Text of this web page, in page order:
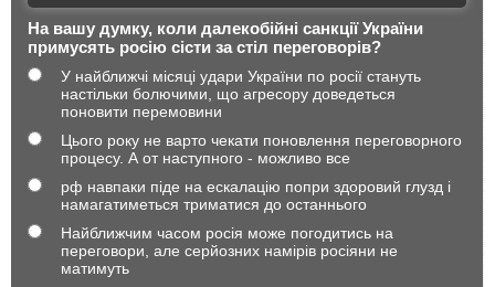
На вашу думку, коли далекобійні санкції України
примусять росію сісти за стіл переговорів?
У найближчі місяці удари України по росії стануть
настільки болючими, що агресору доведеться
поновити перемовини
Цього року не варто чекати поновлення переговорного
процесу. А от наступного - можливо все
рф навпаки піде на ескалацію попри здоровий глузд і
намагатиметься триматися до останнього
Найближчим часом росія може погодитись на
переговори, але серйозних намірів росіяни не
матимуть